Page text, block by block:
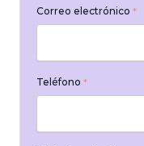
Correo electrónico *
Teléfono *